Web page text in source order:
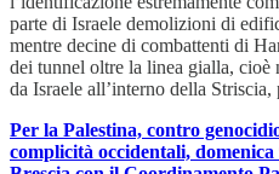
parte di Israele demolizioni di
mentre decine di combattenti di
dei tunnel oltre la linea gialla,
da Israele all’interno della
Per la Palestina, contro
complicità occidentali,